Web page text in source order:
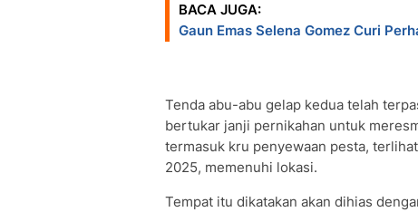
BACA JUGA:
Gaun Emas Selena Gomez Curi
Tenda abu-abu gelap kedua telah
bertukar janji pernikahan untuk
termasuk kru penyewaan pesta,
2025, memenuhi lokasi.
Tempat itu dikatakan akan dihias